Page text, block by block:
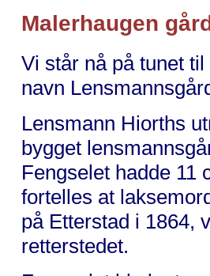
Malerhaugen
Vi står nå på tunet
navn
Lensmann Hiorths
bygget
Fengselet hadde 11
fortelles at
på Etterstad i 1864,
retterstedet.